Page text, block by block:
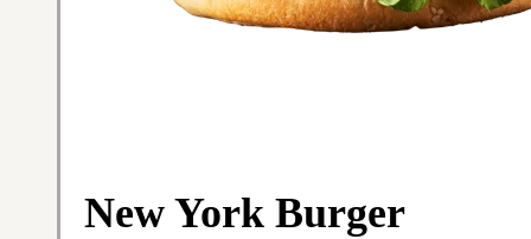
New York Burger